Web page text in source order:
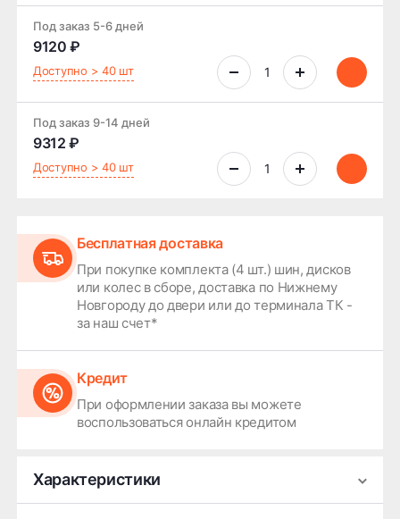
Под заказ 5-6 дней
9120 ₽
Доступно > 40 шт
Под заказ 9-14 дней
9312 ₽
Доступно > 40 шт
Бесплатная доставка
При покупке комплекта (4 шт.) шин, дисков
или колес в сборе, доставка по Нижнему
Новгороду до двери или до терминала ТК -
за наш счет*
Кредит
При оформлении заказа вы можете
воспользоваться онлайн кредитом
Характеристики